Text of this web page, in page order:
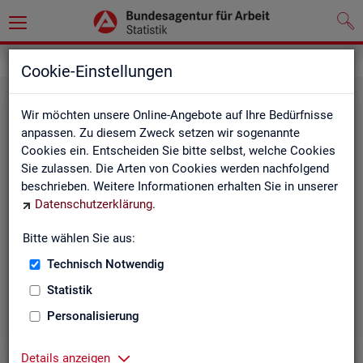
Cookie-Einstellungen
Wir möchten unsere Online-Angebote auf Ihre Bedürfnisse
anpassen. Zu diesem Zweck setzen wir sogenannte
Cookies ein. Entscheiden Sie bitte selbst, welche Cookies
Sie zulassen. Die Arten von Cookies werden nachfolgend
beschrieben. Weitere Informationen erhalten Sie in unserer
Datenschutzerklärung.
Bitte wählen Sie aus:
Technisch Notwendig
Statistik
Personalisierung
Details anzeigen
Der Bericht gibt einen Überblick über die aktuelle
Entwicklung am Arbeits- und Ausbildungsmarkt in